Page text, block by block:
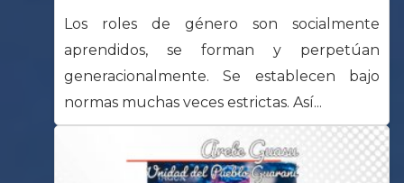
Los roles de género son socialmente
aprendidos, se forman y perpetúan
generacionalmente. Se establecen bajo
normas muchas veces estrictas. Así...